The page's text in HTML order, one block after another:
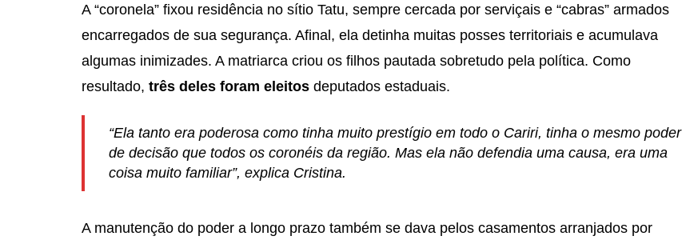
A “coronela” fixou residência no sítio Tatu, sempre cercada por serviçais e “cabras” armados
encarregados de sua segurança. Afinal, ela detinha muitas posses territoriais e acumulava
algumas inimizades. A matriarca criou os filhos pautada sobretudo pela política. Como
resultado, três deles foram eleitos deputados estaduais.
“Ela tanto era poderosa como tinha muito prestígio em todo o Cariri, tinha o mesmo poder
de decisão que todos os coronéis da região. Mas ela não defendia uma causa, era uma
coisa muito familiar”, explica Cristina.
A manutenção do poder a longo prazo também se dava pelos casamentos arranjados por